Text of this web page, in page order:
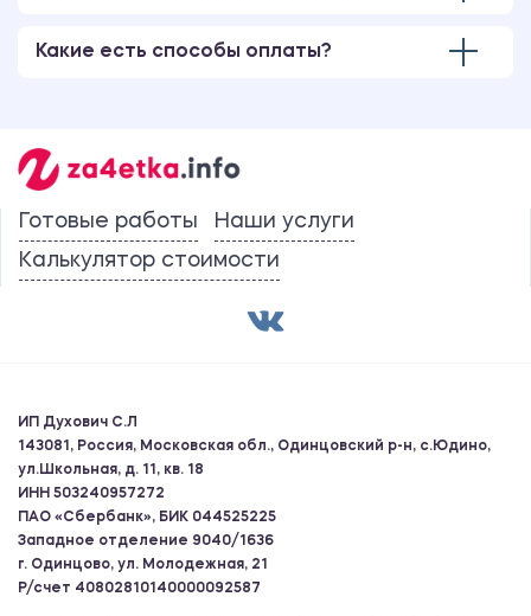
Какие есть способы оплаты?
Готовые работы
Наши услуги
Калькулятор стоимости
ИП Духович С.Л
143081, Россия, Московская обл., Одинцовский р-н, с.Юдино,
ул.Школьная, д. 11, кв. 18
ИНН 503240957272
ПАО «Сбербанк», БИК 044525225
Западное отделение 9040/1636
г. Одинцово, ул. Молодежная, 21
Р/счет 40802810140000092587